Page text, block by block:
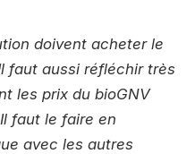
doivent acheter le
faut aussi réfléchir très
les prix du bioGNV
faut le faire en
avec les autres